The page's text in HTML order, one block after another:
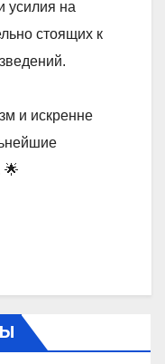
усилия на
стоящих к
и искренне
🌟